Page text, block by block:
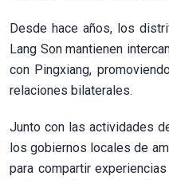
Desde hace años, los
Lang Son mantienen
con Pingxiang,
relaciones bilaterales.
Junto con las actividades
los gobiernos locales de
para compartir